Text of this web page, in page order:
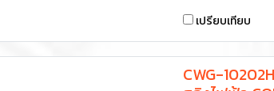
เปรียบเทียบ
CWG-